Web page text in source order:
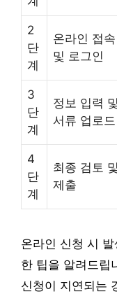
2
단
계
온라인 접속
및 로그인
3
단
계
정보 입력 및
서류 업로드
4
단
계
최종 검토 및
제출
온라인 신청 시
한 팁을 알려드립
신청이 지연되는